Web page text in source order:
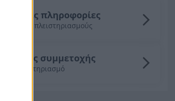
Γενικές πληροφορίες
για τους πλειστηριασμούς
Οδηγός συμμετοχής
σε πλειστηριασμό